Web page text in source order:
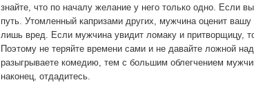
знайте, что по началу желание у него только одно. Если
путь. Утомленный капризами других, мужчина оценит вашу
лишь вред. Если мужчина увидит ломаку и притворщицу,
Поэтому не теряйте времени сами и не давайте ложной
разыгрываете комедию, тем с большим облегчением
наконец, отдадитесь.